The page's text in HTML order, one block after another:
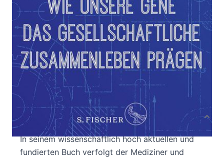
gebunden mit
Schutzumschlag
ISBN: 978-3-10-
011351-1
Leseprobe_Christakis_Blueprint
Bibliografische Daten
Autor:innenbeschreibung
Produktbeschreibung
In seinem wissenschaftlich hoch aktuellen und
fundierten Buch verfolgt der Mediziner und